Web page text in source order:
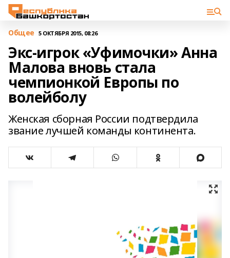
Общее 5 ОКТЯБРЯ 2015, 08:26
Экс-игрок «Уфимочки» Анна
Малова вновь стала
чемпионкой Европы по
волейболу
Женская сборная России подтвердила
звание лучшей команды континента.